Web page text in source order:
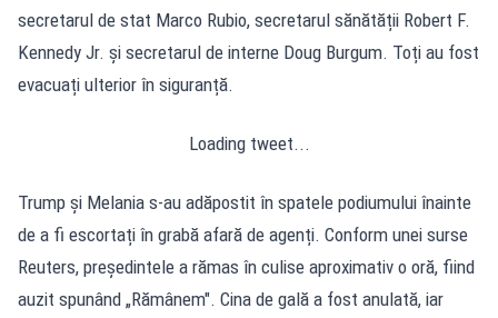
secretarul de stat Marco Rubio, secretarul sănătății Robert F.
Kennedy Jr. și secretarul de interne Doug Burgum. Toți au fost
evacuați ulterior în siguranță.
Loading tweet...
Trump și Melania s-au adăpostit în spatele podiumului înainte
de a fi escortați în grabă afară de agenți. Conform unei surse
Reuters, președintele a rămas în culise aproximativ o oră, fiind
auzit spunând „Rămânem". Cina de gală a fost anulată, iar